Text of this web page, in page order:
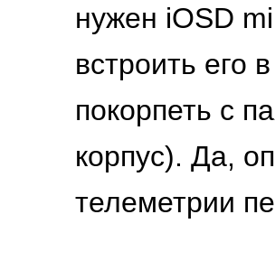
нужен iOSD
встроить его
покорпеть с
корпус). Да,
телеметрии